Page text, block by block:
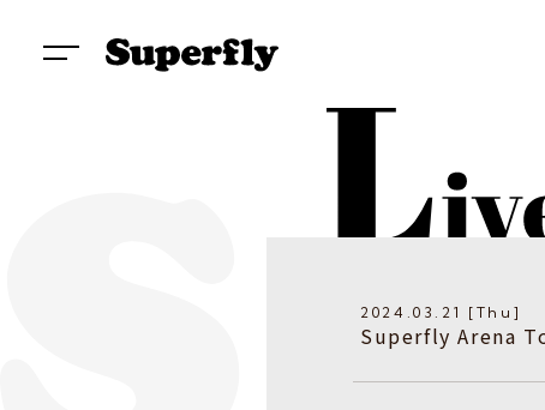
2024.03.21 [Thu]
Superfly Arena